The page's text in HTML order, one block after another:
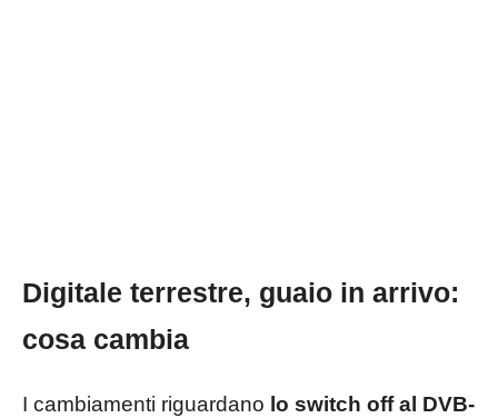
Digitale terrestre, guaio in arrivo:
cosa cambia
I cambiamenti riguardano lo switch off al DVB-